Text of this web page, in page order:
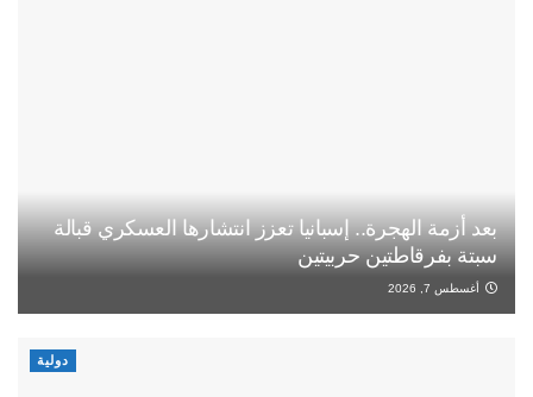
بعد أزمة الهجرة.. إسبانيا تعزز انتشارها العسكري قبالة
سبتة بفرقاطتين حربيتين
أغسطس 7, 2026
دولية